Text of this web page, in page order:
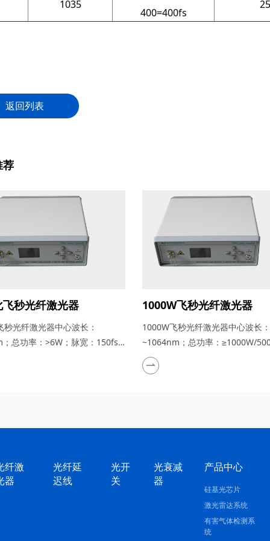
1035
400=400fs
返回列表
荐
秒光纤激光器
秒光纤激光器中心波长：
总功率：>6W；脉宽：150fs-
1000W飞秒光纤激光器
1000W飞秒光纤激光器中心波长：
~1064nm；总功率：≥1000W/
宽：~500fs
纤激
器
光纤延
迟线
光开
关
光衰减
器
产品中心
硅基光芯片
激光雷达系统
有害气体检测系
统